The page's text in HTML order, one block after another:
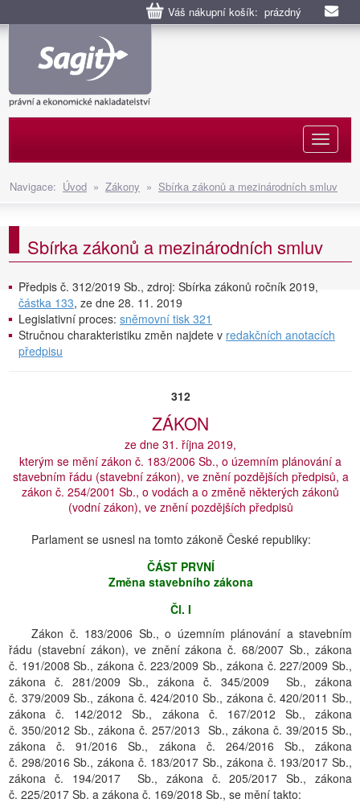
Váš nákupní košík: prázdný
Navigace: Úvod » Zákony » Sbírka zákonů a mezinárodních smluv
Sbírka zákonů a mezinárodních smluv
Předpis č. 312/2019 Sb., zdroj: Sbírka zákonů ročník 2019,
částka 133, ze dne 28. 11. 2019
Legislativní proces: sněmovní tisk 321
Stručnou charakteristiku změn najdete v redakčních anotacích
předpisu
312
ZÁKON
ze dne 31. října 2019,
kterým se mění zákon č. 183/2006 Sb., o územním plánování a
stavebním řádu (stavební zákon), ve znění pozdějších předpisů, a
zákon č. 254/2001 Sb., o vodách a o změně některých zákonů
(vodní zákon), ve znění pozdějších předpisů
Parlament se usnesl na tomto zákoně České republiky:
ČÁST PRVNÍ
Změna stavebního zákona
Čl. I
Zákon č. 183/2006 Sb., o územním plánování a stavebním
řádu (stavební zákon), ve znění zákona č. 68/2007 Sb., zákona
č. 191/2008 Sb., zákona č. 223/2009 Sb., zákona č. 227/2009 Sb.,
zákona č. 281/2009 Sb., zákona č. 345/2009 Sb., zákona
č. 379/2009 Sb., zákona č. 424/2010 Sb., zákona č. 420/2011 Sb.,
zákona č. 142/2012 Sb., zákona č. 167/2012 Sb., zákona
č. 350/2012 Sb., zákona č. 257/2013 Sb., zákona č. 39/2015 Sb.,
zákona č. 91/2016 Sb., zákona č. 264/2016 Sb., zákona
č. 298/2016 Sb., zákona č. 183/2017 Sb., zákona č. 193/2017 Sb.,
zákona č. 194/2017 Sb., zákona č. 205/2017 Sb., zákona
č. 225/2017 Sb. a zákona č. 169/2018 Sb., se mění takto: